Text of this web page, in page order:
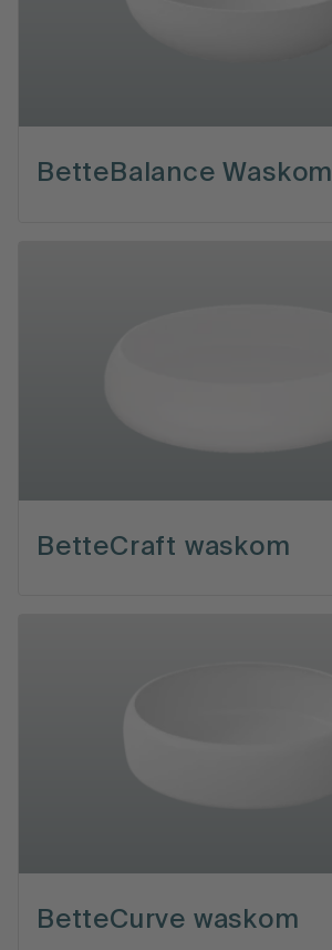
BetteBalance Waskom
BetteCraft waskom
BetteCurve waskom